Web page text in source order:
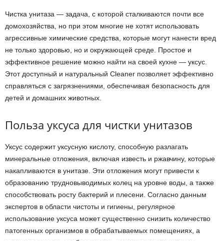
Чистка унитаза — задача, с которой сталкиваются почти все
домохозяйства, но при этом многие не хотят использовать
агрессивные химические средства, которые могут нанести вред
не только здоровью, но и окружающей среде. Простое и
эффективное решение можно найти на своей кухне — уксус.
Этот доступный и натуральный Cleaner позволяет эффективно
справляться с загрязнениями, обеспечивая безопасность для
детей и домашних животных.
Польза уксуса для чистки унитазов
Уксус содержит уксусную кислоту, способную разлагать
минеральные отложения, включая известь и ржавчину, которые
накапливаются в унитазе. Эти отложения могут привести к
образованию трудновыводимых колец на уровне воды, а также
способствовать росту бактерий и плесени. Согласно данным
экспертов в области чистоты и гигиены, регулярное
использование уксуса может существенно снизить количество
патогенных организмов в обрабатываемых помещениях, а